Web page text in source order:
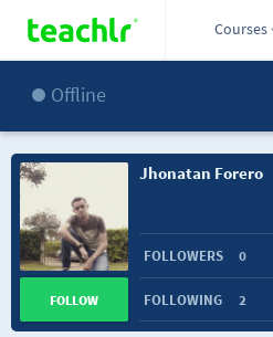
Courses
Offline
Jhonatan Forero
FOLLOWERS 0
FOLLOWING 2
FOLLOW